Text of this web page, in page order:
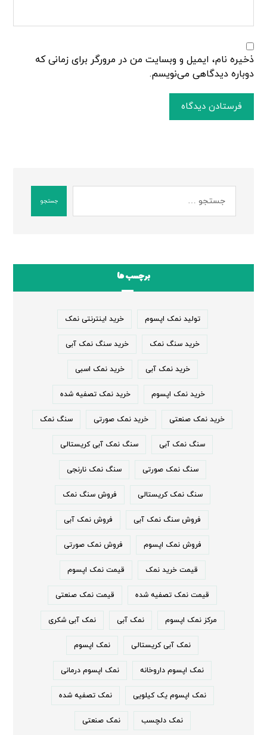
ذخیره نام، ایمیل و وبسایت من در مرورگر برای زمانی که
دوباره دیدگاهی می‌نویسم.
فرستادن دیدگاه
جستجو
برچسب ها
تولید نمک اپسوم خرید اینترنتی نمک
خرید سنگ نمک خرید سنگ نمک آبی
خرید نمک آبی خرید نمک اسبی
خرید نمک اپسوم خرید نمک تصفیه شده
خرید نمک صنعتی خرید نمک صورتی سنگ نمک
سنگ نمک آبی سنگ نمک آبی کریستالی
سنگ نمک صورتی سنگ نمک نارنجی
سنگ نمک کریستالی فروش سنگ نمک
فروش سنگ نمک آبی فروش نمک آبی
فروش نمک اپسوم فروش نمک صورتی
قیمت خرید نمک قیمت نمک اپسوم
قیمت نمک تصفیه شده قیمت نمک صنعتی
مرکز نمک اپسوم نمک آبی نمک آبی شکری
نمک آبی کریستالی نمک اپسوم
نمک اپسوم داروخانه نمک اپسوم درمانی
نمک اپسوم یک کیلویی نمک تصفیه شده
نمک دلچسب نمک صنعتی